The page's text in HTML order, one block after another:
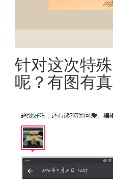
针对这次特
呢？有图有